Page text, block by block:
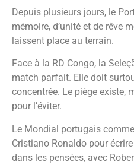
Depuis plusieurs jours, le
mémoire, d’unité et de rêve
laissent place au terrain.
Face à la RD Congo, la
match parfait. Elle doit
concentrée. Le piège existe,
pour l’éviter.
Le Mondial portugais
Cristiano Ronaldo pour
dans les pensées, avec